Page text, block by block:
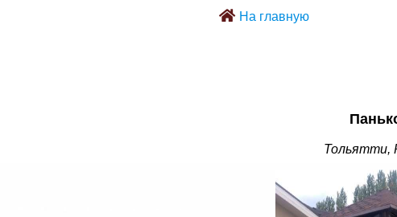
На главную
Тольятти,